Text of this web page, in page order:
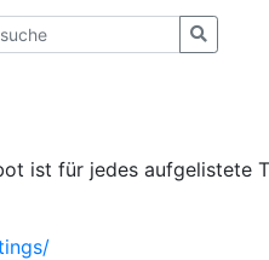
ist für jedes aufgelistete